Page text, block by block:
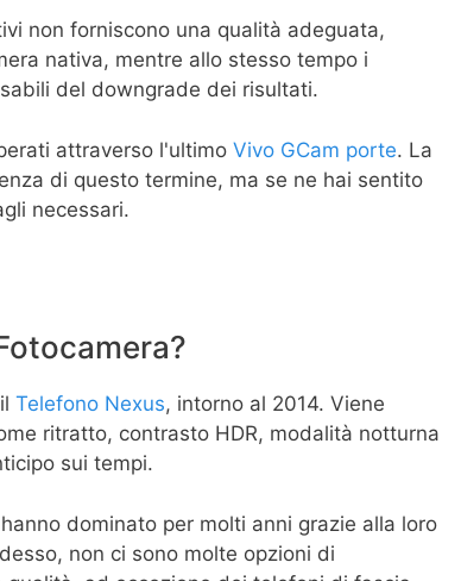
non forniscono una qualità adeguata,
nativa, mentre allo stesso tempo i
del downgrade dei risultati.
attraverso l'ultimo Vivo GCam porte. La
di questo termine, ma se ne hai sentito
necessari.
Telefono Nexus, intorno al 2014. Viene
ritratto, contrasto HDR, modalità notturna
sui tempi.
dominato per molti anni grazie alla loro
non ci sono molte opzioni di